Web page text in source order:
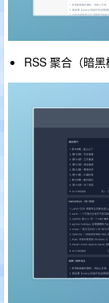
RSS 聚合（暗黑